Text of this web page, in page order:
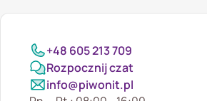
+48 605 213 709
Rozpocznij czat
info@piwonit.pl